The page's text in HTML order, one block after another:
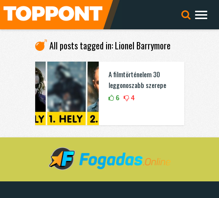
All posts tagged in: Lionel Barrymore
A filmtörténelem 30
leggonoszabb szerepe
6 4